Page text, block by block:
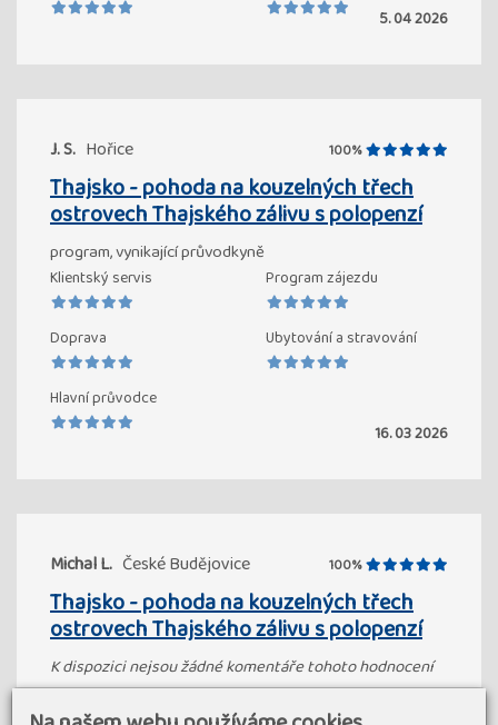
5. 04 2026
J. S. Hořice 100%
Thajsko - pohoda na kouzelných třech
ostrovech Thajského zálivu s polopenzí
program, vynikající průvodkyně
Klientský servis Program zájezdu
Doprava Ubytování a stravování
Hlavní průvodce
16. 03 2026
Michal L. České Budějovice 100%
Thajsko - pohoda na kouzelných třech
ostrovech Thajského zálivu s polopenzí
K dispozici nejsou žádné komentáře tohoto hodnocení
Klientský servis Program zájezdu